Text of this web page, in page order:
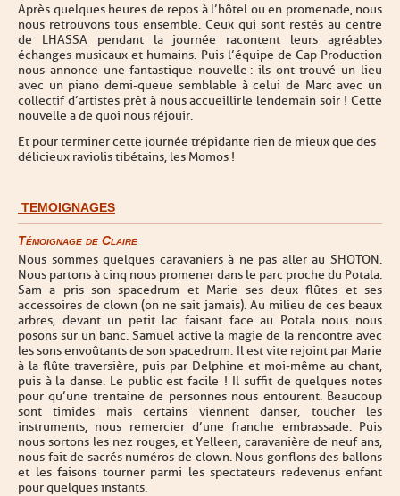
Après quelques heures de repos à l’hôtel ou en promenade, nous
nous retrouvons tous ensemble. Ceux qui sont restés au centre
de LHASSA pendant la journée racontent leurs agréables
échanges musicaux et humains. Puis l’équipe de Cap Production
nous annonce une fantastique nouvelle : ils ont trouvé un lieu
avec un piano demi-queue semblable à celui de Marc avec un
collectif d’artistes prêt à nous accueillir le lendemain soir ! Cette
nouvelle a de quoi nous réjouir.
Et pour terminer cette journée trépidante rien de mieux que des
délicieux raviolis tibétains, les Momos !
TEMOIGNAGES
Témoignage de Claire
Nous sommes quelques caravaniers à ne pas aller au SHOTON.
Nous partons à cinq nous promener dans le parc proche du Potala.
Sam a pris son spacedrum et Marie ses deux flûtes et ses
accessoires de clown (on ne sait jamais). Au milieu de ces beaux
arbres, devant un petit lac faisant face au Potala nous nous
posons sur un banc. Samuel active la magie de la rencontre avec
les sons envoûtants de son spacedrum. Il est vite rejoint par Marie
à la flûte traversière, puis par Delphine et moi-même au chant,
puis à la danse. Le public est facile ! Il suffit de quelques notes
pour qu’une trentaine de personnes nous entourent. Beaucoup
sont timides mais certains viennent danser, toucher les
instruments, nous remercier d’une franche embrassade. Puis
nous sortons les nez rouges, et Yelleen, caravanière de neuf ans,
nous fait de sacrés numéros de clown. Nous gonflons des ballons
et les faisons tourner parmi les spectateurs redevenus enfant
pour quelques instants.